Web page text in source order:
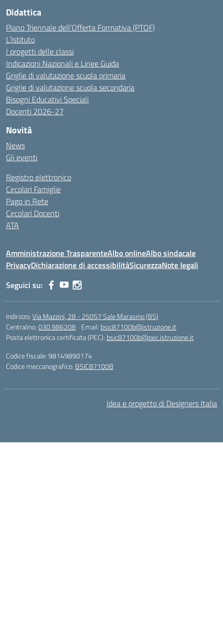
Didattica
Piano Triennale dell’Offerta Formativa (PTOF)
L’Istituto
I progetti delle classi
Indicazioni Nazionali e Linee Guida
Griglie di valutazione scuola primaria
Griglie di valutazione scuola secondaria
Bisogni Educativi Speciali
Docenti 2026-27
Novità
News
Gli eventi
Registro elettronico
Circolari Famiglie
Pago in Rete
Circolari Docenti
ATA
Amministrazione TrasparenteAlbo onlineAlbo sindacale
PrivacyDichiarazione di accessibilitàSicurezzaNote legali
Seguici su:
Indirizzo:Via Mazzini, 28 - 25057 Sale Marasino (BS)
Centralino:030.986208 Email: bsic87100b@istruzione.it
Posta elettronica certificata (PEC): bsic87100b@pec.istruzione.it
Codice fiscale: 98149890174
Codice meccanografico: BSIC87100B
Idea e progetto di Designers Italia